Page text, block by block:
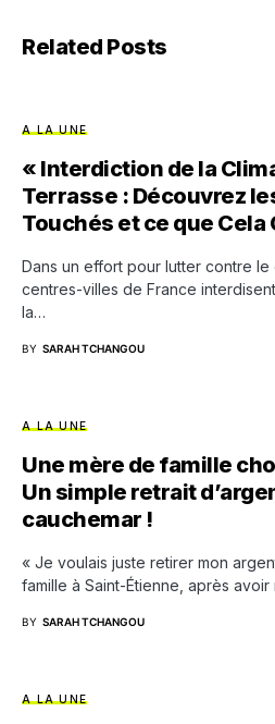
Related Posts
A LA UNE
« Interdiction de la
Terrasse : Découvrez
Touchés et ce que Cela
Dans un effort pour lutter contre le
centres-villes de France
la…
BY SARAH TCHANGOU
A LA UNE
Une mère de famille
Un simple retrait
cauchemar !
« Je voulais juste retirer mon
famille à Saint-Étienne, après
BY SARAH TCHANGOU
A LA UNE